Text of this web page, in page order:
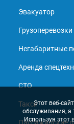
Эвакуатор
Грузоперевозки
Негабаритные
Аренда
СТО
Такси
Пассажирские
Этот веб-
обслуживания, а
Используя этот